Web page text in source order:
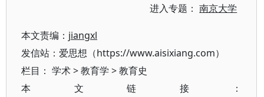
进入专题：南京大学
本文责编： jiangxl
发信站：爱思想（https://www.aisixiang.com）
栏目： 学术>教育学 >教育史
本文链接：